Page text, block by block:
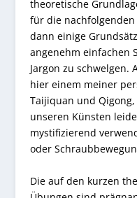
theoretische
für die
dann einige
angenehm einfachen
Jargon zu schwelgen.
hier einem meiner
Taijiquan und
unseren Künsten
mystifizierend
oder
Die auf den kurzen